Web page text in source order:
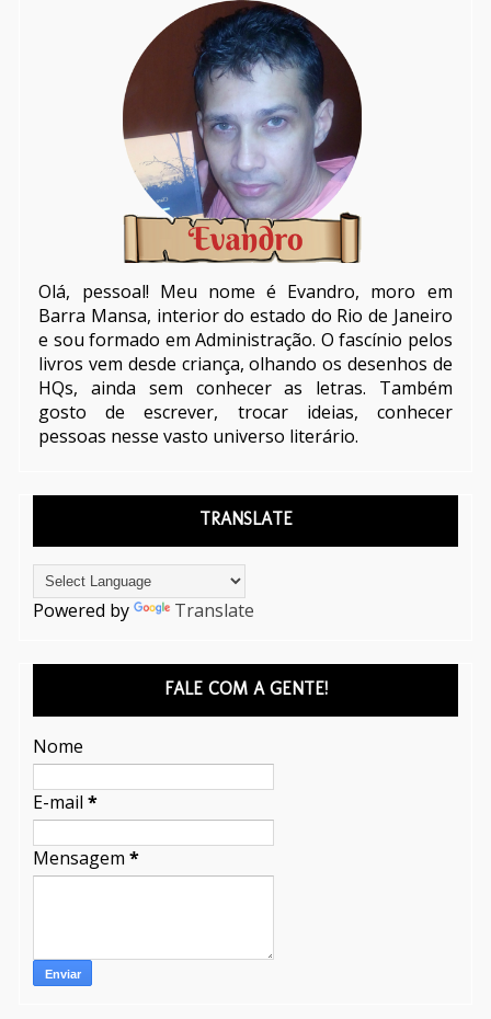
Olá, pessoal! Meu nome é Evandro, moro em
Barra Mansa, interior do estado do Rio de Janeiro
e sou formado em Administração. O fascínio pelos
livros vem desde criança, olhando os desenhos de
HQs, ainda sem conhecer as letras. Também
gosto de escrever, trocar ideias, conhecer
pessoas nesse vasto universo literário.
TRANSLATE
Powered by Translate
FALE COM A GENTE!
Nome
E-mail*
Mensagem*